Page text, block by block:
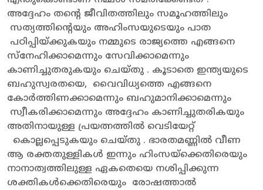
അദ്ദേഹം തന്റെ ജീവിതത്തിലും സമൂഹത്തിലും
സത്യത്തിന്റെയും അഹിംസയുടെയും പാത
പഠിപ്പിയ്ക്കുകയും നമ്മുടെ രാജ്യത്തെ എങ്ങനെ
സ്നേഹിക്കാമെന്നും സേവിക്കാമെന്നും
കാണിച്ചുതരുകയും ചെയ്തു . കൂടാതെ ഇന്ത്യയുടെ
ബഹുസ്വരതയെ, വൈവിധ്യത്തെ എങ്ങനെ
കോർത്തിണക്കാമെന്നും ബഹുമാനിക്കാമെന്നും
സ്വീകരിക്കാമെന്നും അദ്ദേഹം കാണിച്ചുതരികയും
അതിനായുള്ള പ്രയത്നത്തിൽ വെടിയേറ്റ്
കൊല്ലപ്പെടുകയും ചെയ്തു . ഭാരതമണ്ണിൽ വീണ
ആ രക്തതുള്ളികൾ ഇന്നും ഹിംസയ്‌ക്കെതിരെയും
നാനാത്വത്തിലുള്ള ഏകതെയെ നശിപ്പിക്കുന്ന
ശക്തികൾക്കെതിരെയും രോഷത്താൽ